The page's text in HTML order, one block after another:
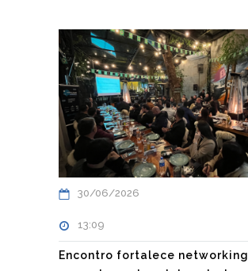
30/06/2026
13:09
Encontro fortalece